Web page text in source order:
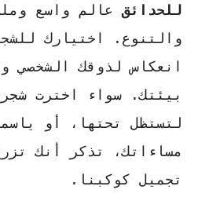
للحدائق عالم واسع
والتنوع. اختيارك
انعكاس لذوقك الشخصي
بيئتك. سواء اخترت
لتستظل تحتها، أو
مساءاتك، تذكر أنك
تجميل كوكبنا.